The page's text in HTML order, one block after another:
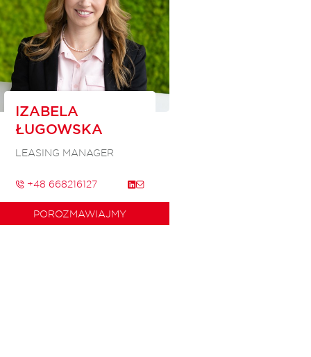
IZABELA
ŁUGOWSKA
LEASING MANAGER
+48 668216127
POROZMAWIAJMY